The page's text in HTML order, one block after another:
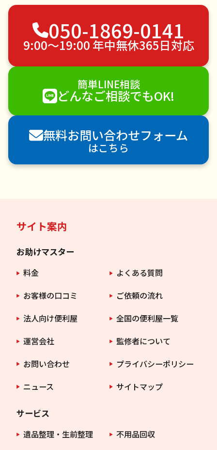
カーテンレール取り付け
不用品回収
ゴミ屋敷片付け
引っ越し
植木の剪定
植木の伐採
手すり取り付け
ペットのお世話
エアコンクリーニング
DIY・日曜大工
ハウスクリーニング
雪かき・雪下ろし
襖（ふすま）の張替え
空き家管理
各種代行
害獣駆除
防草シート施工
ナメクジ駆除
害虫駆除
050-1869-0141
9:00〜19:00 年中無休365日対応
簡単LINE相談
どんなご相談でもOK!
無料お問い合わせフォーム
はこちら
サイト案内
お助けマスター
料金
よくある質問
お客様の口コミ
ご依頼の流れ
法人向け便利屋
全国の便利屋一覧
運営会社
監修者について
お問い合わせ
プライバシーポリシー
ニュース
サイトマップ
サービス
遺品整理・生前整理
不用品回収